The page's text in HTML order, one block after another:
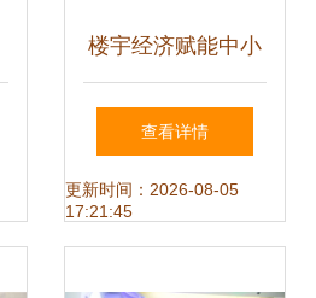
楼宇经济赋能中小
微 新长海服务外包
基地的税务解忧之
查看详情
更新时间：2026-08-05
17:21:45